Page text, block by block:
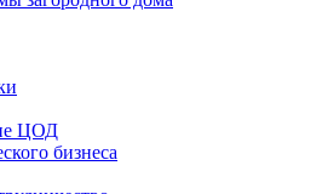
ЦОД
бизнеса